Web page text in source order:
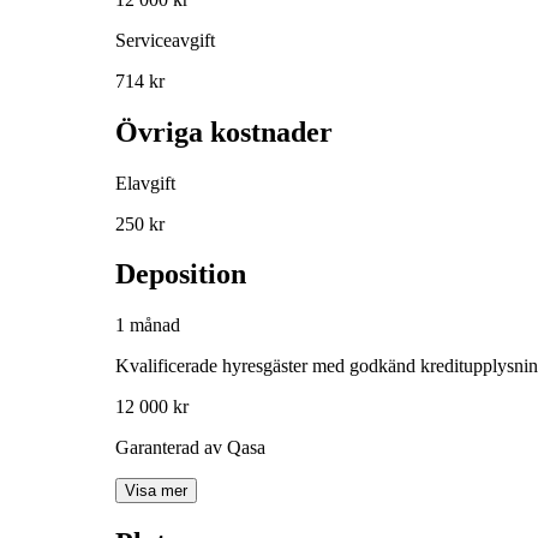
Serviceavgift
714 kr
Övriga kostnader
Elavgift
250 kr
Deposition
1 månad
Kvalificerade hyresgäster med godkänd
12 000 kr
Garanterad av Qasa
Visa mer